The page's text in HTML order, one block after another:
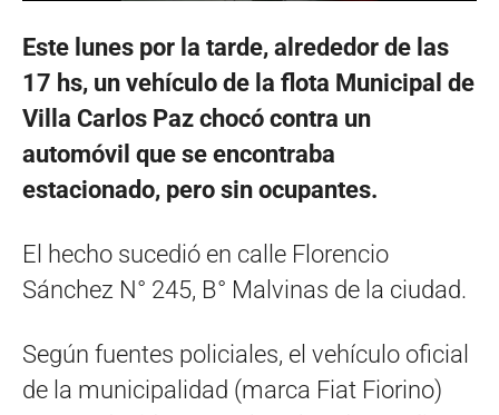
Este lunes por la tarde, alrededor de las
17 hs, un vehículo de la flota Municipal de
Villa Carlos Paz chocó contra un
automóvil que se encontraba
estacionado, pero sin ocupantes.
El hecho sucedió en calle Florencio
Sánchez N° 245, B° Malvinas de la ciudad.
Según fuentes policiales, el vehículo oficial
de la municipalidad (marca Fiat Fiorino)